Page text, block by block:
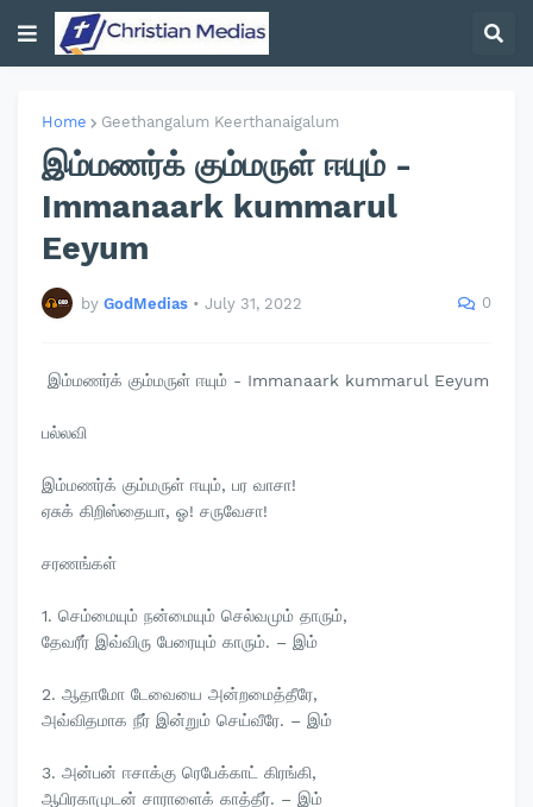
Home Geethangalum Keerthanaigalum
இம்மணர்க் கும்மருள் ஈயும் -
Immanaark kummarul
Eeyum
by GodMedias • July 31, 2022 0
இம்மணர்க் கும்மருள் ஈயும் - Immanaark kummarul Eeyum
பல்லவி
இம்மணர்க் கும்மருள் ஈயும், பர வாசா!
ஏசுக் கிறிஸ்தையா, ஓ! சருவேசா!
சரணங்கள்
1. செம்மையும் நன்மையும் செல்வமும் தாரும்,
தேவரீர் இவ்விரு பேரையும் காரும். – இம்
2. ஆதாமோ டேவையை அன்றமைத்தீரே,
அவ்விதமாக நீர் இன்றும் செய்வீரே. – இம்
3. அன்பன் ஈசாக்கு ரெபேக்காட் கிரங்கி,
ஆபிரகாமுடன் சாராளைக் காத்தீர். – இம்